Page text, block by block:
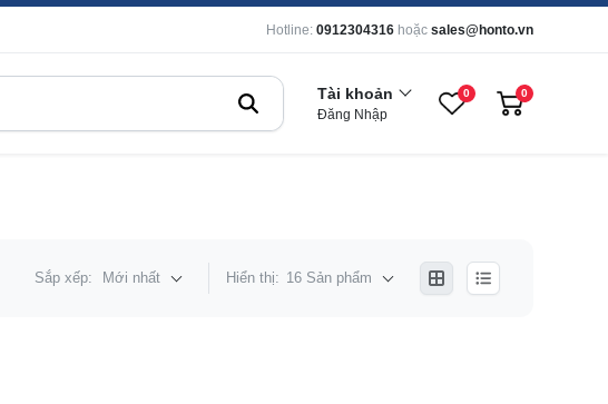
Hotline: 0912304316 hoặc sales@honto.vn
Tài khoản
Đăng Nhập
0 0
Sắp xếp: Mới nhất Hiển thị: 16 Sản phẩm